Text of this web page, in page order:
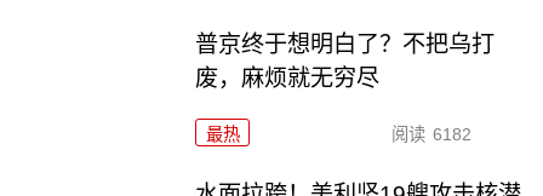
普京终于想明白了？不把乌打
废，麻烦就无穷尽
最热 阅读 6182